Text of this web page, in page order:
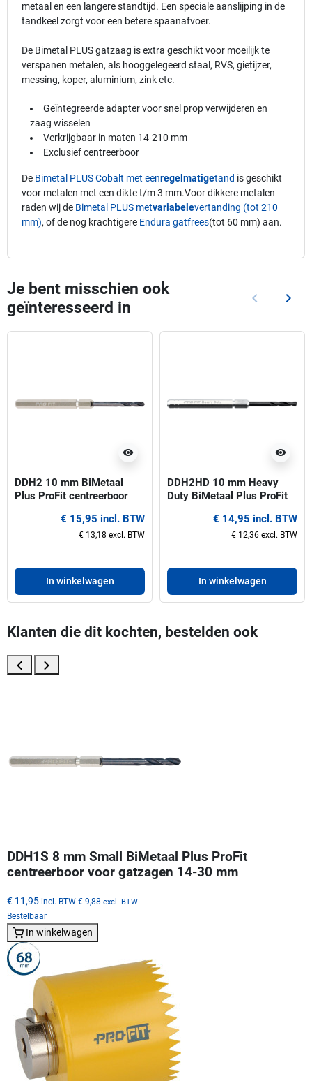
metaal en een langere standtijd. Een speciale aanslijping in de
tandkeel zorgt voor een betere spaanafvoer.
De Bimetal PLUS gatzaag is extra geschikt voor moeilijk te
verspanen metalen, als hooggelegeerd staal, RVS, gietijzer,
messing, koper, aluminium, zink etc.
Geïntegreerde adapter voor snel prop verwijderen en
zaag wisselen
Verkrijgbaar in maten 14-210 mm
Exclusief centreerboor
De Bimetal PLUS Cobalt met eenregelmatigetand is geschikt
voor metalen met een dikte t/m 3 mm.Voor dikkere metalen
raden wij de Bimetal PLUS metvariabelevertanding (tot 210
mm), of de nog krachtigere Endura gatfrees(tot 60 mm) aan.
Je bent misschien ook
geïnteresseerd in
Vorige
keyboard_arrow_left keyboard_arrow_right
visibility
DDH2 10 mm BiMetaal
Plus ProFit centreerboor
€ 15,95 incl. BTW
€ 13,18 excl. BTW
In winkelwagen
visibility
DDH2HD 10 mm Heavy
Duty BiMetaal Plus ProFit
32-210 mm€ 14,95 incl. BTW
€ 12,36 excl. BTW
In winkelwagen
Klanten die dit kochten, bestelden ook
DDH1S 8 mm Small BiMetaal Plus ProFit
centreerboor voor gatzagen 14-30 mm
€ 11,95 incl. BTW € 9,88 excl. BTW
Bestelbaar
In winkelwagen